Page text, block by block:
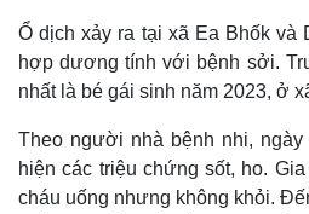
Hồ sơ
Ổ dịch xảy ra tại xã Ea Bhốk và
hợp dương tính với bệnh sởi.
nhất là bé gái sinh năm 2023, ở
Theo người nhà bệnh nhi,
hiện các triệu chứng sốt, ho.
cháu uống nhưng không khỏi.